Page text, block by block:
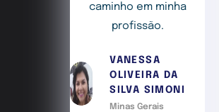
caminho em minha
profissão.
VANESSA
OLIVEIRA DA
SILVA SIMONI
Minas Gerais